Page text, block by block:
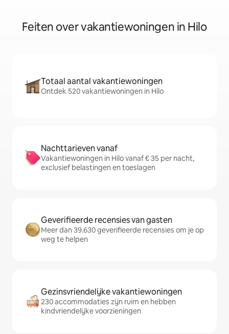
Feiten over vakantiewoningen in Hilo
Totaal aantal vakantiewoningen
Ontdek 520 vakantiewoningen in Hilo
Nachttarieven vanaf
Vakantiewoningen in Hilo vanaf € 35 per nacht,
exclusief belastingen en toeslagen
Geverifieerde recensies van gasten
Meer dan 39.630 geverifieerde recensies om je op
weg te helpen
Gezinsvriendelijke vakantiewoningen
230 accommodaties zijn ruim en hebben
kindvriendelijke voorzieningen